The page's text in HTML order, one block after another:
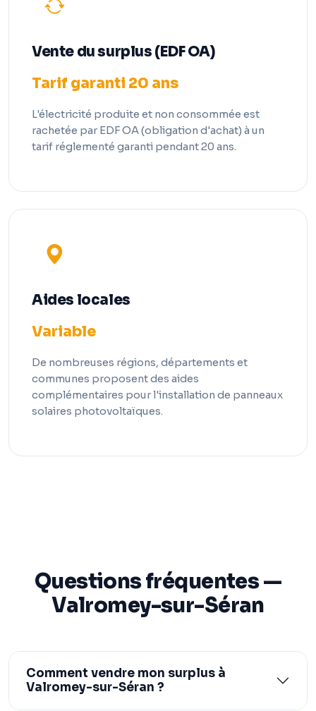
Vente du surplus (EDF OA)
Tarif garanti 20 ans
L'électricité produite et non consommée est
rachetée par EDF OA (obligation d'achat) à un
tarif réglementé garanti pendant 20 ans.
Aides locales
Variable
De nombreuses régions, départements et
communes proposent des aides
complémentaires pour l'installation de panneaux
solaires photovoltaïques.
Questions fréquentes —
Valromey-sur-Séran
Comment vendre mon surplus à
Valromey-sur-Séran ?